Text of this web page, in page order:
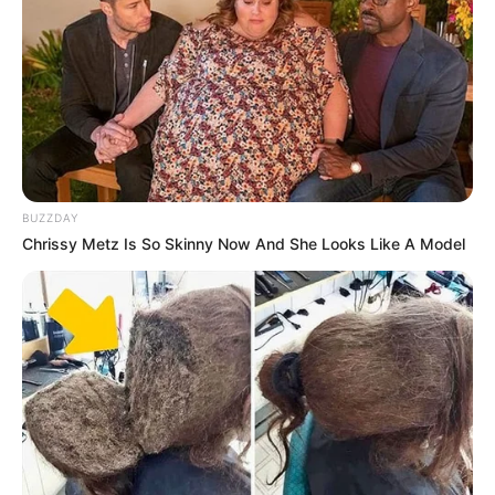
menerjemahkan bahasa terus ditingkatkan sehingga tingkat
keakuratannya sangat tinggi.
Kunjungi Situs Google Translate | Download Aplikasi Google
Translate
Yandex Translate
BUZZDAY
Chrissy Metz Is So Skinny Now And She Looks Like A Model